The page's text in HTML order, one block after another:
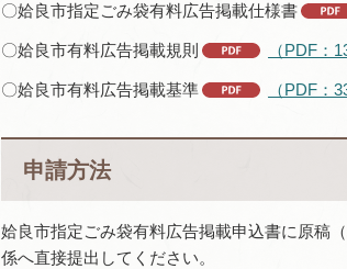
〇姶良市指定ごみ袋有料広告掲載仕様書
〇姶良市有料広告掲載規則 （PDF：
〇姶良市有料広告掲載基準 （PDF：
申請方法
姶良市指定ごみ袋有料広告掲載申込書に原稿
係へ直接提出してください。